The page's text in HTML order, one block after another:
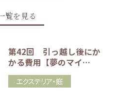
覧を見る
第42回 引っ越し後にか
かる費用【夢のマイ…
エクステリア・庭